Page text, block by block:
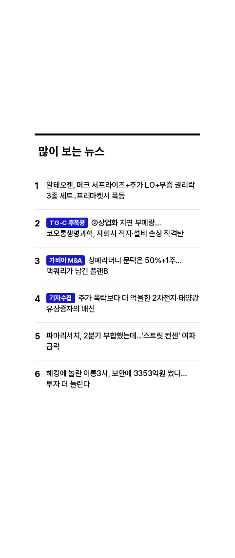
많이 보는 뉴스
1
알테오젠, 머크 서프라이즈+추가 LO+무증 권리락
3종 세트..프리마켓서 폭등
2 TG-C 후폭풍
②상업화 지연 부메랑…
코오롱생명과학, 자회사 적자·설비 손상 직격탄
3 가비아 M&A
상폐라더니 문턱은 50%+1주…
맥쿼리가 남긴 플랜B
4 기자수첩
주가 폭락보다 더 억울한 2차전지·태양광
유상증자의 배신
5
파마리서치, 2분기 부합했는데...'스트릿 컨센' 여파
급락
6
해킹에 놀란 이통3사, 보안에 3353억원 썼다…
투자 더 늘린다